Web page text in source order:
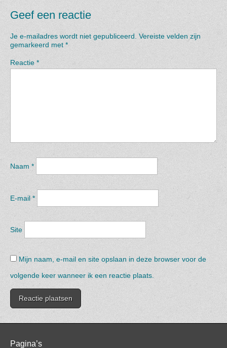
Geef een reactie
Je e-mailadres wordt niet gepubliceerd. Vereiste velden zijn
gemarkeerd met*
Reactie *
Naam *
E-mail*
Site
Mijn naam, e-mail en site opslaan in deze browser voor de
volgende keer wanneer ik een reactie plaats.
Pagina’s